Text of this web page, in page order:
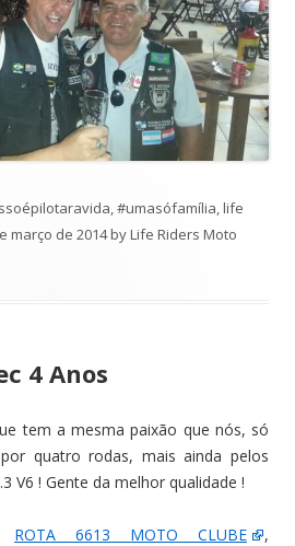
#umasófamília life
março de 2014byLife Riders Moto
4 Anos
tem a mesma paixão que nós, só
quatro rodas, mais ainda pelos
V6 ! Gente da melhor qualidade !
ROTA 6613 MOTO CLUBE
,